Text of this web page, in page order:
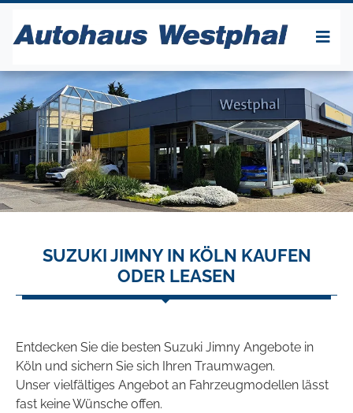
SUZUKI JIMNY IN KÖLN KAUFEN
ODER LEASEN
Entdecken Sie die besten Suzuki Jimny Angebote in
Köln und sichern Sie sich Ihren Traumwagen.
Unser vielfältiges Angebot an Fahrzeugmodellen lässt
fast keine Wünsche offen.